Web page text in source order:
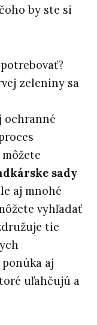
by ste si
zeleniny sa
ochranné
sady
aj mnohé
vyhľadať
tie
aj
uľahčujú a